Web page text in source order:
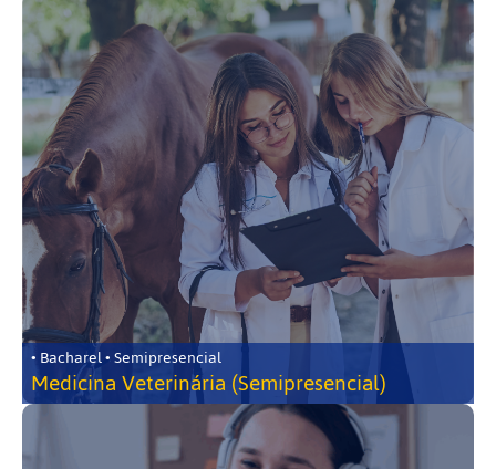
• Bacharel • Semipresencial
Medicina Veterinária (Semipresencial)